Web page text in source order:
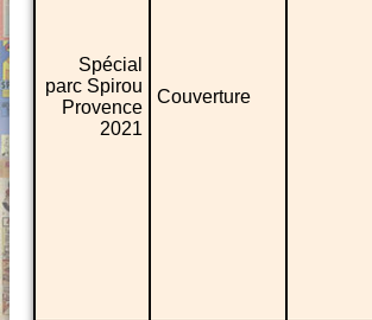
Spécial
parc Spirou
Provence
2021
Couverture